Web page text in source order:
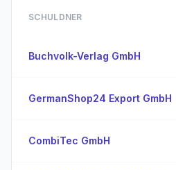
SCHULDNER
Buchvolk-Verlag GmbH
GermanShop24 Export GmbH
CombiTec GmbH